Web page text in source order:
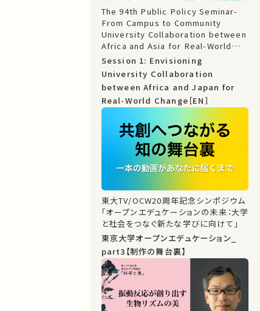
The 94th Public Policy Seminar-
From Campus to Community
University Collaboration between
Africa and Asia for Real-World
Change: TICAD 9 Partnership
Project
Session 1: Envisioning
University Collaboration
between Africa and Japan for
Real-World Change［EN］
東大TV/OCW20周年記念シンポジウム
「オープンエデュケーションの未来：大学
と社会をつなぐ新たな学びに向けて」
東京大学オープンエデュケーション_
part3【制作の舞台裏】